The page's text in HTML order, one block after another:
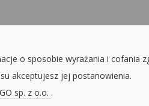
o sposobie wyrażania i cofania
akceptujesz jej postanowienia.
sp. z o.o. .